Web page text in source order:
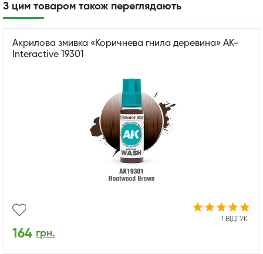
З цим товаром також переглядають
Акрилова змивка «Коричнева гнила деревина» AK-
Interactive 19301
1 ВІДГУК
164 грн.